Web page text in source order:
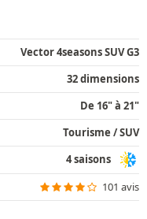
Vector 4seasons SUV G3
32 dimensions
De 16" à 21"
Tourisme / SUV
4 saisons
101 avis